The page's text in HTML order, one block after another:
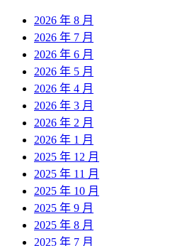
2026 年 8 月
2026 年 7 月
2026 年 6 月
2026 年 5 月
2026 年 4 月
2026 年 3 月
2026 年 2 月
2026 年 1 月
2025 年 12 月
2025 年 11 月
2025 年 10 月
2025 年 9 月
2025 年 8 月
2025 年 7 月